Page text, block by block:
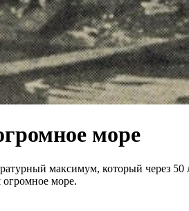
море
максимум, который через 50
море.